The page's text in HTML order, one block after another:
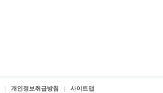
개인정보취급방침 사이트맵